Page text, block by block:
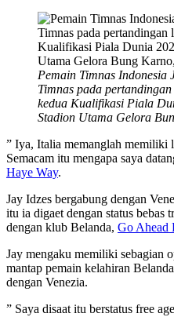
Pemain Timnas Indonesia
Timnas pada
kedua Kualifikasi Piala
Stadion Utama Gelora
” Iya, Italia memanglah memiliki
Semacam itu mengapa saya
Haye Way.
Jay Idzes bergabung dengan
itu ia digaet dengan status bebas
dengan klub Belanda, Go Ahead
Jay mengaku memiliki sebagian
mantap pemain kelahiran
dengan Venezia.
” Saya disaat itu berstatus free